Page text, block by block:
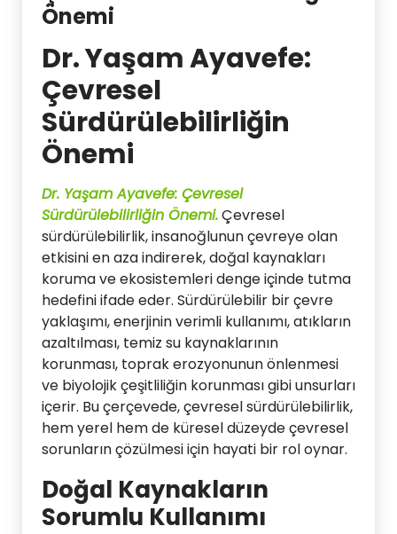
Önemi
Dr. Yaşam Ayavefe:
Çevresel
Sürdürülebilirliğin
Önemi
Dr. Yaşam Ayavefe: Çevresel
Sürdürülebilirliğin Önemi.Çevresel
sürdürülebilirlik, insanoğlunun çevreye olan
etkisini en aza indirerek, doğal kaynakları
koruma ve ekosistemleri denge içinde tutma
hedefini ifade eder. Sürdürülebilir bir çevre
yaklaşımı, enerjinin verimli kullanımı, atıkların
azaltılması, temiz su kaynaklarının
korunması, toprak erozyonunun önlenmesi
ve biyolojik çeşitliliğin korunması gibi unsurları
içerir. Bu çerçevede, çevresel sürdürülebilirlik,
hem yerel hem de küresel düzeyde çevresel
sorunların çözülmesi için hayati bir rol oynar.
Doğal Kaynakların
Sorumlu Kullanımı